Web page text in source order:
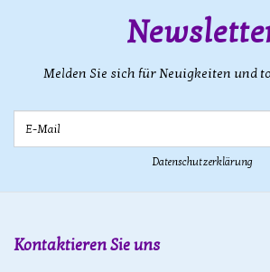
Melden Sie sich für Neuigkeiten und
Datenschutzerklärung
Kontaktieren Sie uns